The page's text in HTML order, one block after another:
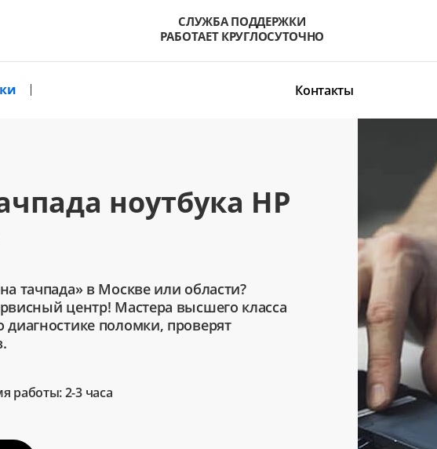
СЛУЖБА ПОДДЕРЖКИ
РАБОТАЕТ КРУГЛОСУТОЧНО
Контакты
ноутбука HP
тачпада» в Москве или области?
центр! Мастера высшего класса
поломки, проверят
работы: 2-3 часа